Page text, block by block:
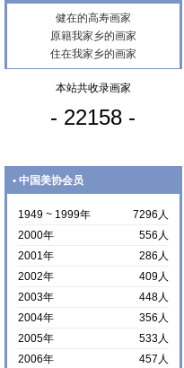
健在的高寿画家
原籍我家乡的画家
住在我家乡的画家
本站共收录画家
- 22158 -
• 中国美协会员
1949 ~ 1999年
7296人
2000年
556人
2001年
286人
2002年
409人
2003年
448人
2004年
356人
2005年
533人
2006年
457人